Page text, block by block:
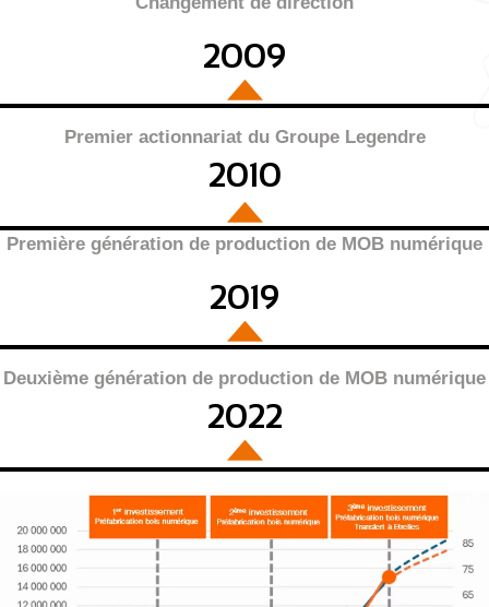
2009
Première génération de production de MOB numérique
2019
Premier actionnariat du Groupe Legendre
2010
Deuxième génération de production de MOB numérique
2022